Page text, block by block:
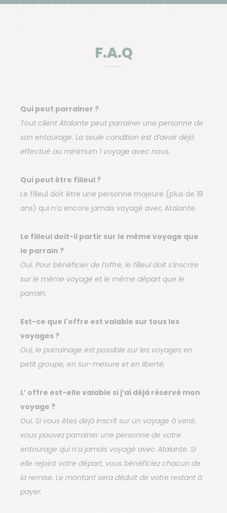
F.A.Q
Qui peut parrainer ?
Tout client Atalante peut parrainer une personne de
son entourage. La seule condition est d’avoir déjà
effectué au minimum 1 voyage avec nous.
Qui peut être filleul ?
Le filleul doit être une personne majeure (plus de 18
ans) qui n’a encore jamais voyagé avec Atalante.
Le filleul doit-il partir sur le même voyage que
le parrain ?
Oui. Pour bénéficier de l’offre, le filleul doit s’inscrire
sur le même voyage et le même départ que le
parrain.
Est-ce que l'offre est valable sur tous les
voyages ?
Oui, le parrainage est possible sur les voyages en
petit groupe, en sur-mesure et en liberté.
L’ offre est-elle valable si j’ai déjà réservé mon
voyage ?
Oui. Si vous êtes déjà inscrit sur un voyage à venir,
vous pouvez parrainer une personne de votre
entourage qui n’a jamais voyagé avec Atalante. Si
elle rejoint votre départ, vous bénéficiez chacun de
la remise. Le montant sera déduit de votre restant à
payer.